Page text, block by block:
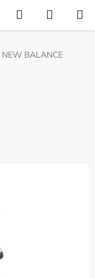
Hledat
KOŠÍK
NEW BALANCE